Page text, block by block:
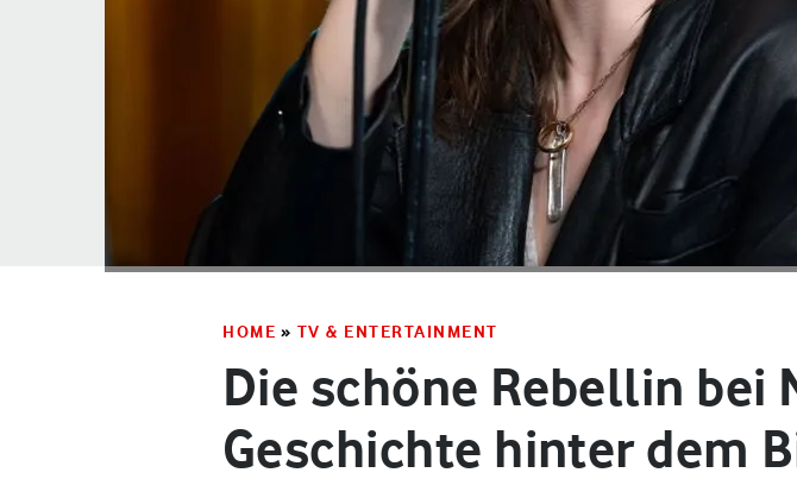
HOME » TV & ENTERTAINMENT
Die schöne Rebellin bei
Geschichte hinter dem